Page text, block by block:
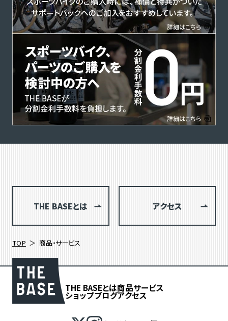
THE BASEとは アクセス
TOP 商品・サービス
THE BASEとは商品サービス
ショップブログアクセス